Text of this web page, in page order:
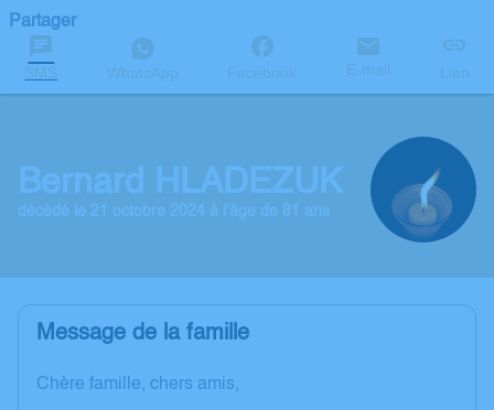
Partager
SMS WhatsApp Facebook E-mail Lien
Bernard HLADEZUK
décédé le 21 octobre 2024 à l'âge de 81 ans
Message de la famille
Chère famille, chers amis,